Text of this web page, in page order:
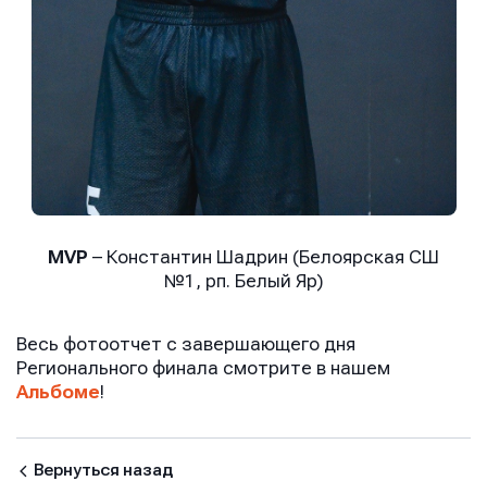
MVP – Константин Шадрин (Белоярская СШ
№1, рп. Белый Яр)
Весь фотоотчет с завершающего дня
Регионального финала смотрите в нашем
Альбоме!
Вернуться назад